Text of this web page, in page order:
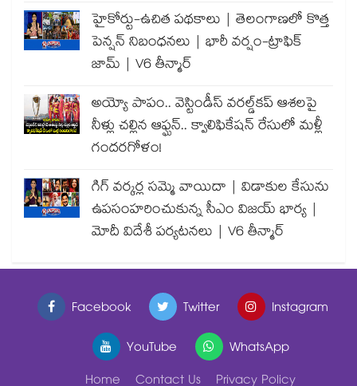
హైకోర్టు-ఉచిత పథకాలు | తెలంగాణలో కొత్త
పెన్షన్ నిబంధనలు | భారీ వర్షం-ట్రాఫిక్
జామ్ | V6 తీన్మార్
అయ్యో పాపం.. వెస్టిండీస్ వరల్డ్‌కప్ ఆశలపై
నీళ్లు చల్లిన ఆఫ్ఘన్.. క్వాలిఫికేషన్ రేసులో మళ్లీ
గందరగోళం!
గిగ్ వర్కర్ల సమ్మె వాయిదా | విడాకుల కేసును
ఉపసంహరించుకున్న సీఎం విజయ్ భార్య |
మోదీ విదేశీ పర్యటనలు | V6 తీన్మార్
Facebook Twitter
Instagram
YouTube
WhatsApp